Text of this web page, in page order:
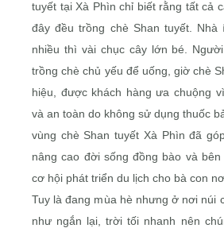
tuyết tại Xà Phìn chỉ biết rằng tất cả
đây đều trồng chè Shan tuyết. Nhà
nhiều thì vài chục cây lớn bé.
trồng chè chủ yếu để uống, giờ chè
hiệu, được khách hàng ưa chuộng
và an toàn do không sử dụng thuốc
vùng chè Shan tuyết Xà Phìn đã
nâng cao đời sống đồng bào và
cơ hội phát triển du lịch cho bà con
Tuy là đang mùa hè nhưng ở nơi núi
như ngắn lại, trời tối nhanh nên